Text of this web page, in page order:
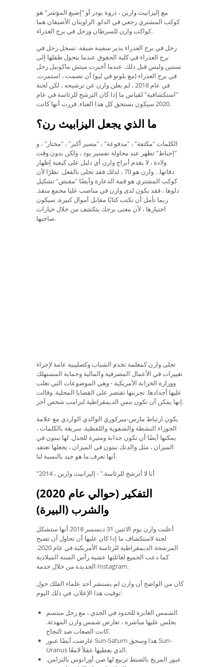
مع إليزابيث وارين ، ذروة يودر أو "إصبع المؤشر" هو
كوكب المشتري رجعي في الدلو. الزاويتان الأضيقان هما
كواكب وارن للسرطان وزحل في برج العذراء.
زحل في برج العذراء يدير سفينة ضيقة. تسجل زحل في
برج العذراء في كلية الحقوق عندما يتحول طفلها إلى
سنتين وليس قبل ذلك. عندما أخبرت ميتش ماكونيل زحل
في برج العذراء (مع بلوتو في ليو) أن تصمت ، استمرت.
في عام 2018 ، لم يعلن وارن عن ترشيحه ، لكن لجنة
"استكشافية" لقياس ما إذا كان الترشح للرئاسة في عام
2020 سيكون يستحق كل هذا العناء. قررت أنها كانت.
ما الذي يجعل اليزابيث رن؟
الكلمات "مكثفة" ، "مدفوعة" ، "مصير أكبر" ، "مختار" ، و
"إحباط" تظهر عند محاولة تفسير يود ، ولكن بدون وقت
ولادة ، لا يقدم أبراج وارن أي دليل على كيفية إظهار
دقاتها. . وارن هو 70 ، لذلك فقد تجلى بالفعل. نظرًا لأن
كوكب المشتري هو قمة الدعارة وأيضًا "مقبض" تشكيل
دلوها ، فقد يكون لدى وارن في مناصب عليا مجمع منقذ.
ربما تأمل أن تكتب كتابًا مقابل أموال كبيرة. سيكون
اختيارها ، لأن معنى برجك يتكشف من خلال خيارات
صاحبها.
تجلى وارن كمعلمة تخدم الشباب وكصليبية عامة لإجراء
تغييرات في الأعمال المصرفية والمالية وحماية المستهلك
ووزارة الخزانة الأمريكية - وهي الموضوعات التي تغلب
عليها أجدادها. تجربتها تقتصر على القضايا المحلية. وقالت
إنها يمكن أن تكون بنس الديمقراطية لترامب شخص آخر.
يكون ارتباط مارس-ميركوري الوالدي الواردي مع علامة
الجوزاء النشطة والشفوية واللفظية. سريعة بالكلمات ،
يمكنها أيضًا أن تكون جذابة ومثيرة للجدل. لها نبتون في
الميزان ، مثل والدتك نبتون في الميزان ، يجعلها تعتقد
أنها تعرف ما هو جيد بالنسبة لنا.
"أنا لا أترشح للرئاسة." - إليزابيث وارين ، 2014
التفكير (حوالي عام 2020)
والشرب (البيرة)
أعلنت وارن يوم الاثنين 31 ديسمبر 2018 أنها ستشكل
لجنة لاستكشاف ما إذا كان عليها أن تحاول أن تصبح
المرشحة الديمقراطية للرئاسة الأمريكية في عام 2020.
كما دعت الجميع لعائلتها عشية رأس السنة الميلادية
الجديدة من خلال خدمة Instagram.
كان من الواضح أن وارن لم يستشر أحد علماء الفلك حول
توقيت هذا الإعلان. في ذلك اليوم:
الشمس العابرة للحدود في الجدي ، مع زحل مبتسم
يجلس عليها مباشرة ، تعارض شمس وارن المهدئة.
كانت الصعاب ضد النجاح.
عارضت أيضًا عبور Sun-Saturn هذا وسحق Sun-
Uranus الذي يعطيها عقلاً لامعًا.
عبور المريخ بالضبط تربيع لها صن أورانوس بالتزامن.